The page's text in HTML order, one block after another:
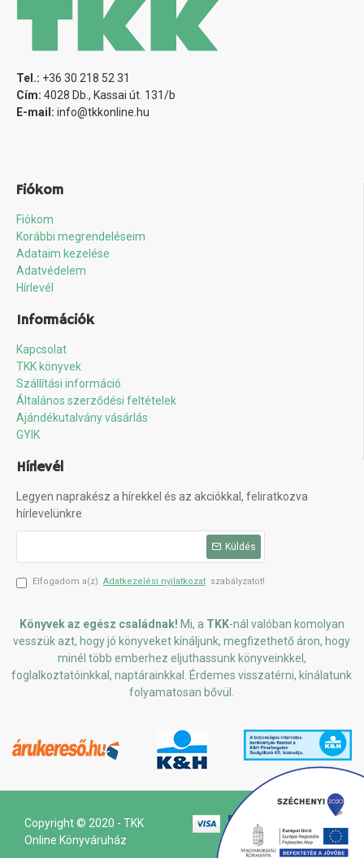
Tel.: +36 30 218 52 31
Cím: 4028 Db., Kassai út. 131/b
E-mail: info@tkkonline.hu
Fiókom
Fiókom
Korábbi megrendeléseim
Adataim kezelése
Adatvédelem
Hírlevél
Információk
Kapcsolat
TKK könyvek
Szállítási információ
Általános szerződési feltételek
Ajándékutalvány vásárlás
GYIK
Hírlevél
Legyen naprakész a hírekkel és az akciókkal, feliratkozva
hírlevelünkre
Küldés
Elfogadom a(z) Adatkezelési nyilatkozat szabályzatot!
Könyvek az egész családnak! Mi, a TKK-nál valóban komolyan
vesszük azt, hogy jó könyveket kínáljunk, megfizethető áron, hogy
minél több emberhez eljuthassunk könyveinkkel,
foglalkoztatóinkkal, naptárainkkal. Érdemes visszatérni, kínálatunk
folyamatosan bővül.
Copyright © 2020 - TKK
Online Könyváruház